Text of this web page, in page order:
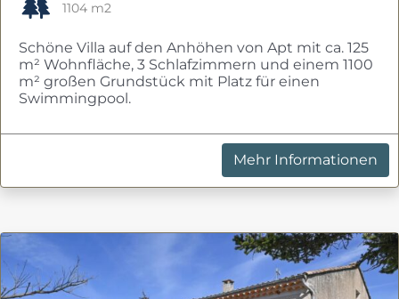
1104 m2
Schöne Villa auf den Anhöhen von Apt mit ca. 125
m² Wohnfläche, 3 Schlafzimmern und einem 1100
m² großen Grundstück mit Platz für einen
Swimmingpool.
Mehr Informationen